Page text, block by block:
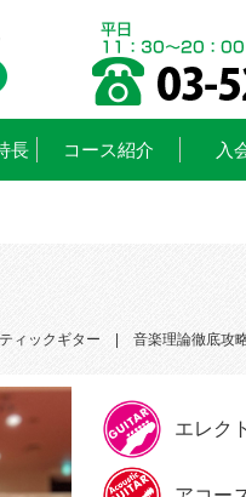
長 コース紹介 入
ィックギター 音楽理論徹底攻
エレク